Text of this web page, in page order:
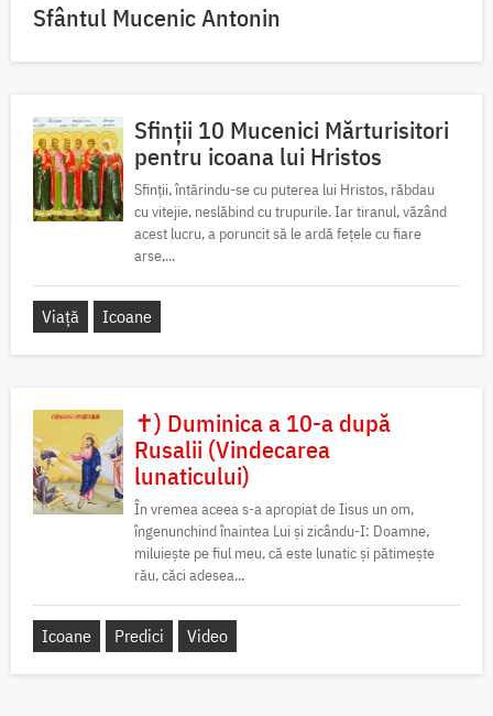
Sfântul Mucenic Antonin
Sfinții 10 Mucenici Mărturisitori
pentru icoana lui Hristos
Sfinții, întărindu-se cu puterea lui Hristos, răbdau
cu vitejie, neslăbind cu trupurile. Iar tiranul, văzând
acest lucru, a poruncit să le ardă fețele cu fiare
arse,...
Viață Icoane
✝) Duminica a 10-a după
Rusalii (Vindecarea
lunaticului)
În vremea aceea s-a apropiat de Iisus un om,
îngenunchind înaintea Lui și zicându-I: Doamne,
miluiește pe fiul meu, că este lunatic și pătimește
rău, căci adesea...
Icoane Predici Video